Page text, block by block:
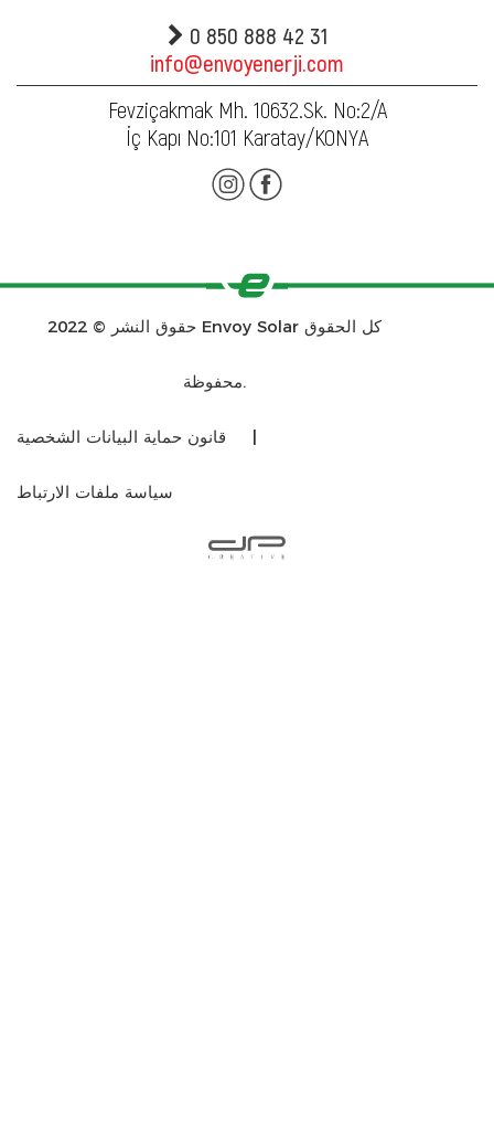
0 850 888 42 31
info@envoyenerji.com
Fevziçakmak Mh. 10632.Sk. No:2/A
İç Kapı No:101 Karatay/KONYA
حقوق النشر © 2022 Envoy Solar كل الحقوق
محفوظة.
قانون حماية البيانات الشخصية |
سياسة ملفات الارتباط